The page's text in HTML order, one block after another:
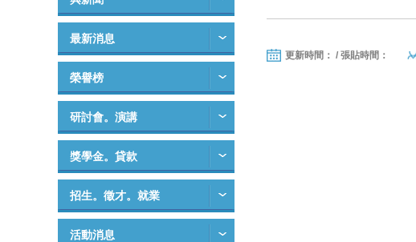
最新消息
榮譽榜
研討會。演講
獎學金。貸款
招生。徵才。就業
活動消息
更新時間： / 張貼時間：